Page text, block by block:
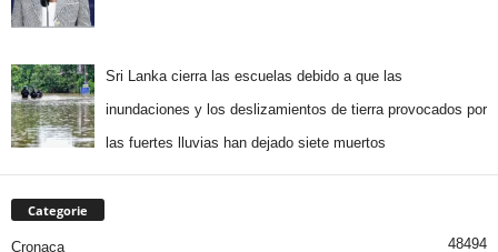
Sri Lanka cierra las escuelas debido a que las
inundaciones y los deslizamientos de tierra provocados por
las fuertes lluvias han dejado siete muertos
Categorie
Cronaca 48494